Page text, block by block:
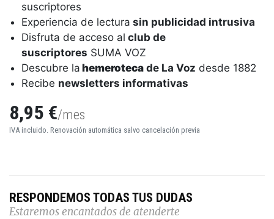
suscriptores
Experiencia de lectura sin publicidad intrusiva
Disfruta de acceso al club de
suscriptores SUMA VOZ
Descubre la hemeroteca de La Voz desde 1882
Recibe newsletters informativas
8,95 €/mes
IVA incluido. Renovación automática salvo cancelación previa
RESPONDEMOS TODAS TUS DUDAS
Estaremos encantados de atenderte